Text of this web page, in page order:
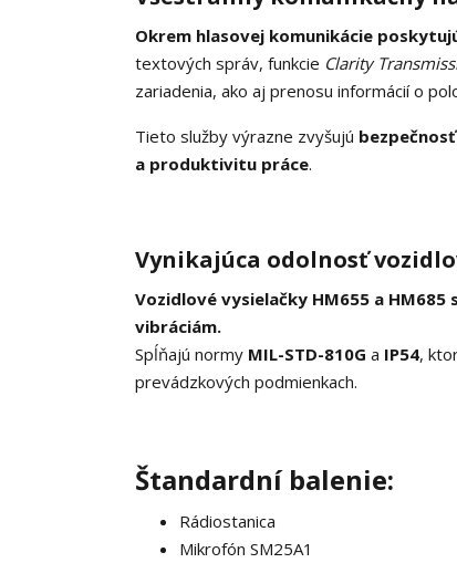
Okrem hlasovej komunikácie
textových správ, funkcie Clarity
zariadenia, ako aj prenosu informácií o
Tieto služby výrazne zvyšujú
a produktivitu práce.
Vynikajúca odolnosť
Vozidlové vysielačky HM655 a
vibráciám.
Spĺňajú normy MIL-STD-810G a IP54,
prevádzkových podmienkach.
Štandardní balenie:
Rádiostanica
Mikrofón SM25A1